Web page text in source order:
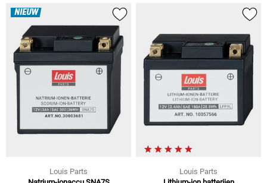
NIEUW
Louis Parts
Louis Parts